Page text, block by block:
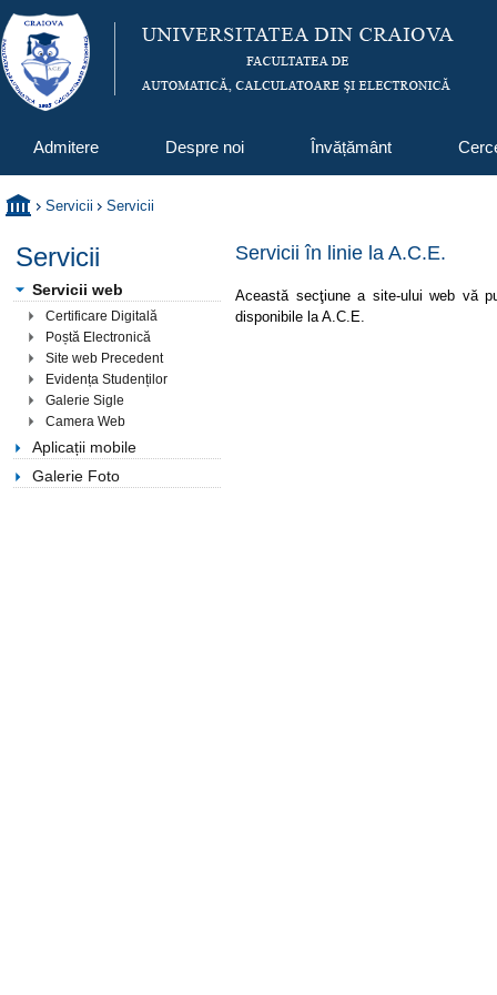
Admitere Despre noi Învățământ
Servicii Servicii
Servicii
Servicii web
Certificare Digitală
Poștă Electronică
Site web Precedent
Evidența Studenților
Galerie Sigle
Camera Web
Aplicații mobile
Galerie Foto
Servicii în linie la A.C.E.
Această secţiune a site-ului web vă
disponibile la A.C.E.